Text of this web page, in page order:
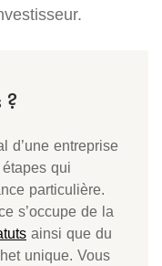
d’une entreprise
qui
particulière.
s’occupe de la
ainsi que du
unique. Vous